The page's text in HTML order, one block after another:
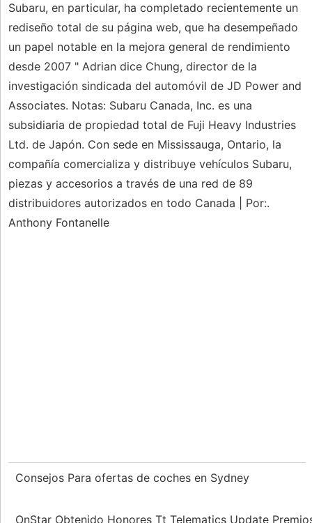
Subaru, en particular, ha completado recientemente un
rediseño total de su página web, que ha desempeñado
un papel notable en la mejora general de rendimiento
desde 2007 " Adrian dice Chung, director de la
investigación sindicada del automóvil de JD Power and
Associates. Notas: Subaru Canada, Inc. es una
subsidiaria de propiedad total de Fuji Heavy Industries
Ltd. de Japón. Con sede en Mississauga, Ontario, la
compañía comercializa y distribuye vehículos Subaru,
piezas y accesorios a través de una red de 89
distribuidores autorizados en todo Canada | Por:.
Anthony Fontanelle
Consejos Para ofertas de coches en Sydney
OnStar Obtenido Honores Tt Telematics Update